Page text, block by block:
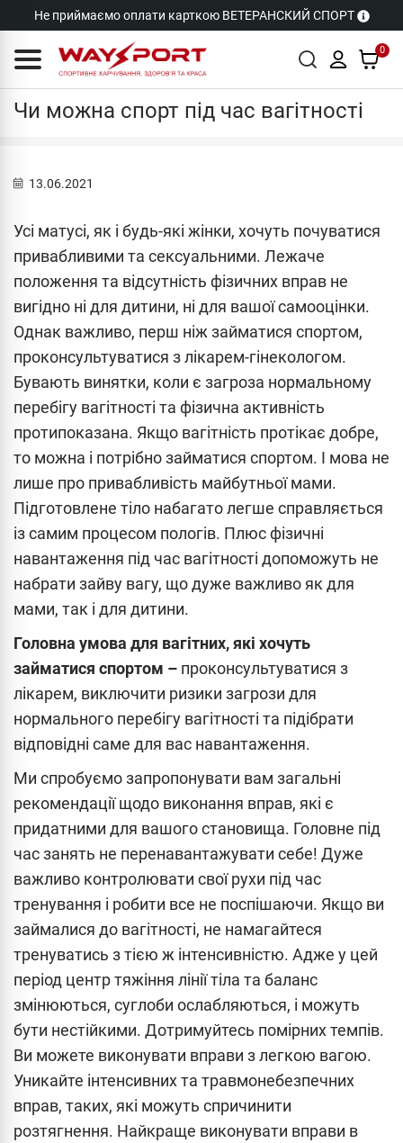
Не приймаємо оплати карткою ВЕТЕРАНСКИЙ СПОРТ
0
Cтатті
Чи можна спорт під час вагітності
13.06.2021
Усі матусі, як і будь-які жінки, хочуть почуватися
привабливими та сексуальними. Лежаче
положення та відсутність фізичних вправ не
вигідно ні для дитини, ні для вашої самооцінки.
Однак важливо, перш ніж займатися спортом,
проконсультуватися з лікарем-гінекологом.
Бувають винятки, коли є загроза нормальному
перебігу вагітності та фізична активність
протипоказана. Якщо вагітність протікає добре,
то можна і потрібно займатися спортом. І мова не
лише про привабливість майбутньої мами.
Підготовлене тіло набагато легше справляється
із самим процесом пологів. Плюс фізичні
навантаження під час вагітності допоможуть не
набрати зайву вагу, що дуже важливо як для
мами, так і для дитини.
Головна умова для вагітних, які хочуть
займатися спортом – проконсультуватися з
лікарем, виключити ризики загрози для
нормального перебігу вагітності та підібрати
відповідні саме для вас навантаження.
Ми спробуємо запропонувати вам загальні
рекомендації щодо виконання вправ, які є
придатними для вашого становища. Головне під
час занять не перенавантажувати себе! Дуже
важливо контролювати свої рухи під час
тренування і робити все не поспішаючи. Якщо ви
займалися до вагітності, не намагайтеся
тренуватись з тією ж інтенсивністю. Адже у цей
період центр тяжіння лінії тіла та баланс
змінюються, суглоби ослабляються, і можуть
бути нестійкими. Дотримуйтесь помірних темпів.
Ви можете виконувати вправи з легкою вагою.
Уникайте інтенсивних та травмонебезпечних
вправ, таких, які можуть спричинити
розтягнення. Найкраще виконувати вправи в